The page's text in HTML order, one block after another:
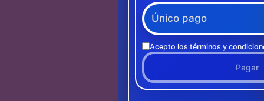
Acepto los términos y
Pagar